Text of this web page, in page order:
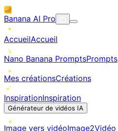
Banana AI Pro
AccueilAccueil
Nano Banana PromptsPrompts
Mes créationsCréations
InspirationInspiration
Générateur de vidéos IA
Image vers vidéoImage2Vidéo